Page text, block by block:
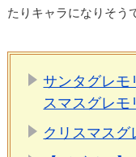
たりキャラになりそう
サンタグレモ
スマスグレモ
クリスマスグ